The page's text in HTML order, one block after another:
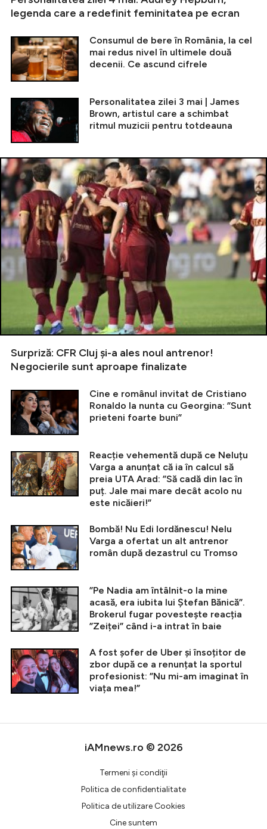
legenda care a redefinit feminitatea pe ecran
Consumul de bere în România, la cel
mai redus nivel în ultimele două
decenii. Ce ascund cifrele
Personalitatea zilei 3 mai | James
Brown, artistul care a schimbat
ritmul muzicii pentru totdeauna
Surpriză: CFR Cluj și-a ales noul antrenor!
Negocierile sunt aproape finalizate
Cine e românul invitat de Cristiano
Ronaldo la nunta cu Georgina: ”Sunt
prieteni foarte buni”
Reacție vehementă după ce Neluțu
Varga a anunțat că ia în calcul să
preia UTA Arad: ”Să cadă din lac în
puț. Jale mai mare decât acolo nu
este nicăieri!”
Bombă! Nu Edi Iordănescu! Nelu
Varga a ofertat un alt antrenor
român după dezastrul cu Tromso
”Pe Nadia am întâlnit-o la mine
acasă, era iubita lui Ștefan Bănică”.
Brokerul fugar povestește reacția
”Zeiței” când i-a intrat în baie
A fost șofer de Uber și însoțitor de
zbor după ce a renunțat la sportul
profesionist: ”Nu mi-am imaginat în
viața mea!”
iAMnews.ro © 2026
Termeni şi condiţii
Politica de confidentialitate
Politica de utilizare Cookies
Cine suntem